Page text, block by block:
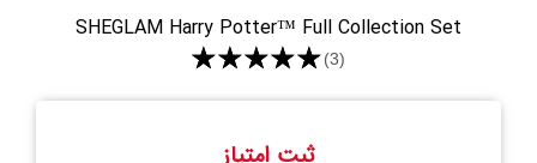
SHEGLAM Harry Potter™ Full Collection Set
★★★★★(3)